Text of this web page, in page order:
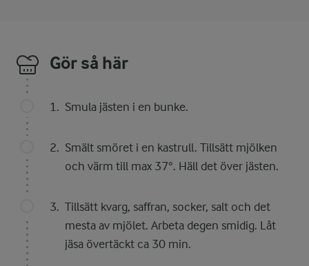
Gör så här
Smula jästen i en bunke.
Smält smöret i en kastrull. Tillsätt mjölken
och värm till max 37°. Häll det över jästen.
Tillsätt kvarg, saffran, socker, salt och det
mesta av mjölet. Arbeta degen smidig. Låt
jäsa övertäckt ca 30 min.